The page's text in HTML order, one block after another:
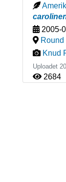
2005-
Round
Knud
Uploadet
2684